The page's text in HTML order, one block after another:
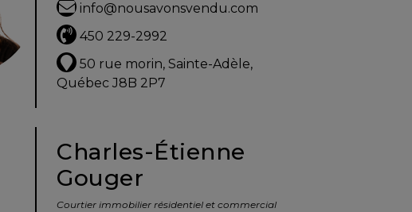
info@nousavonsvendu.com
450 229-2992
50 rue morin, Sainte-Adèle,
Québec J8B 2P7
Charles-Étienne
Gouger
Courtier immobilier résidentiel et commercial